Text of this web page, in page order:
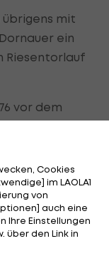
mit
ein
Riesentorlauf
vor dem
Fynn-
im 1.
meint: "Es
Cookies
im LAOLA1
von
auch eine
Ihre Einstellungen
über den Link in